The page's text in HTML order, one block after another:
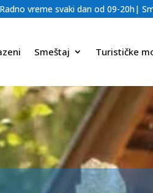
vreme svaki dan od 09-20h|
Smeštaj Turističke